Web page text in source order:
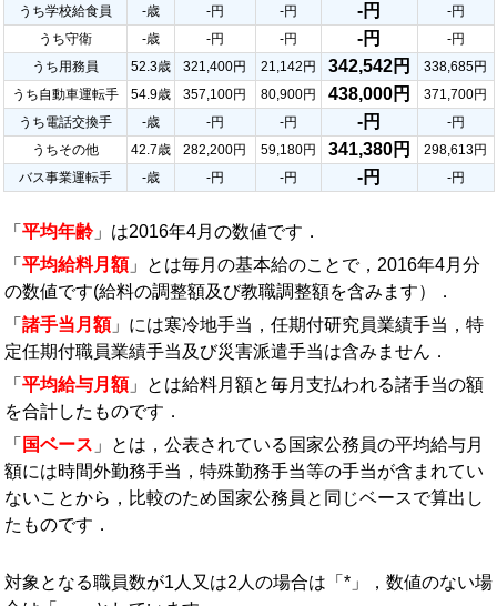
うち学校給食員
-歳 -円 -円 -円
-円
うち守衛
-歳 -円 -円 -円
-円
うち用務員
52.3歳 321,400円 21,142円 342,542円
338,685円
うち自動車運転手
54.9歳 357,100円 80,900円 438,000円
371,700円
うち電話交換手
-歳 -円 -円 -円
-円
うちその他
42.7歳 282,200円 59,180円 341,380円
298,613円
バス事業運転手
-歳 -円 -円 -円 -円
「 平均年齢 」は2016年4月の数値です．
「 平均給料月額」とは毎月の基本給のことで，2016年4月分
の数値です(給料の調整額及び教職調整額を含みます）．
「 諸手当月額」には寒冷地手当，任期付研究員業績手当，特
定任期付職員業績手当及び災害派遣手当は含みません．
「 平均給与月額」とは給料月額と毎月支払われる諸手当の額
を合計したものです．
「 国ベース 」とは，公表されている国家公務員の平均給与月
額には時間外勤務手当，特殊勤務手当等の手当が含まれてい
ないことから，比較のため国家公務員と同じベースで算出し
たものです．
対象となる職員数が1人又は2人の場合は「*」，数値のない場